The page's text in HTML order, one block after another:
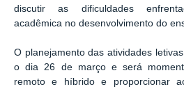
discutir as dificuldades
acadêmica no desenvolvimento do
O planejamento das atividades
o dia 26 de março e será
remoto e híbrido e proporcionar